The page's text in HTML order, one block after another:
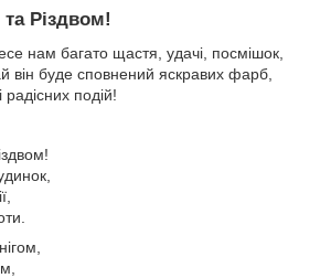
Різдвом!
нам багато щастя, удачі, посмішок,
він буде сповнений яскравих фарб,
подій!